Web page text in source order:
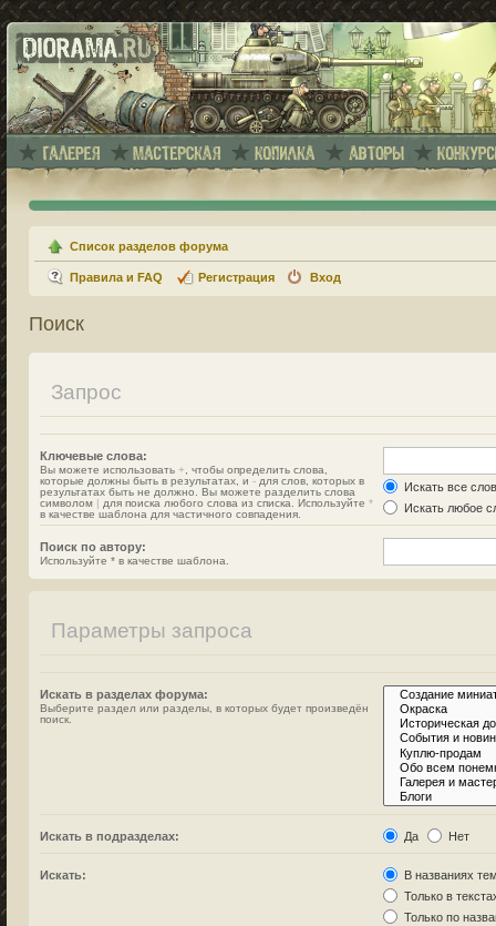
Список разделов форума
Правила и FAQ Регистрация Вход
Поиск
Запрос
Ключевые слова:
Вы можете использовать + , чтобы определить слова,
которые должны быть в результатах, и - для слов, которых в
результатах быть не должно. Вы можете разделить слова
символом | для поиска любого слова из списка. Используйте *
в качестве шаблона для частичного совпадения.
Искать все
Искать любое
Поиск по автору:
Используйте * в качестве шаблона.
Параметры запроса
Искать в разделах форума:
Выберите раздел или разделы, в которых будет произведён
поиск.
Искать в подразделах: Да Нет
Искать:
В названиях
Только в
Только по